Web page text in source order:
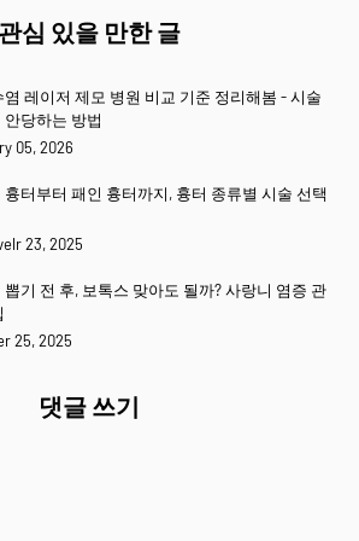
관심 있을 만한 글
염 레이저 제모 병원 비교 기준 정리해봄 - 시술
안당하는 방법
05, 2026
흉터부터 패인 흉터까지, 흉터 종류별 시술 선택
23, 2025
뽑기 전 후, 보톡스 맞아도 될까? 사랑니 염증 관
25, 2025
댓글 쓰기